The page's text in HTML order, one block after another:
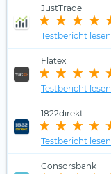
JustTrade
Testbericht lesen
Flatex
Testbericht lesen
1822direkt
Testbericht lesen
Consorsbank